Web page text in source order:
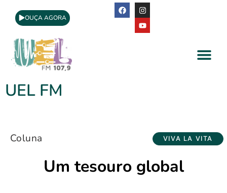
OUÇA AGORA
UEL FM
Coluna VIVA LA VITA
Um tesouro global